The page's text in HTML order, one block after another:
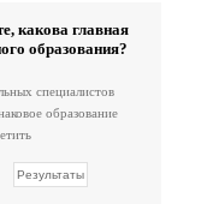
какова главная
образования?
специалистов
образование